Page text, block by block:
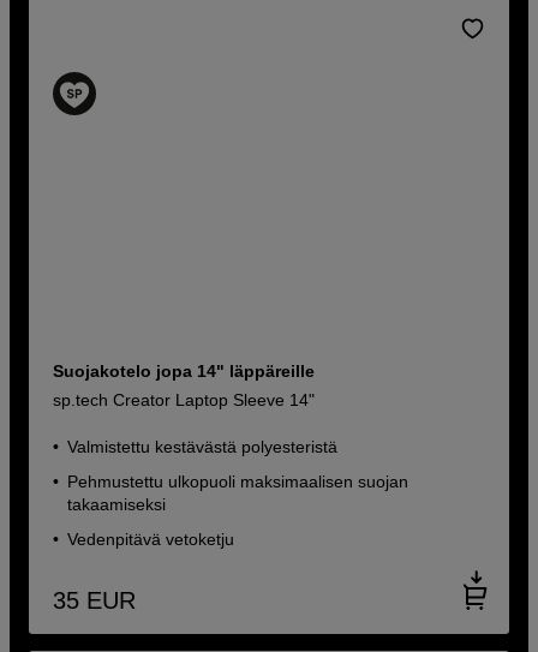
Suojakotelo jopa 14" läppäreille
sp.tech Creator Laptop Sleeve 14"
Valmistettu kestävästä polyesteristä
Pehmustettu ulkopuoli maksimaalisen suojan
takaamiseksi
Vedenpitävä vetoketju
35 EUR